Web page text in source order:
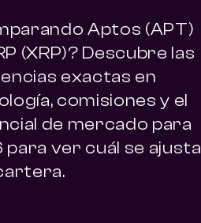
Aptos (APT)
(XRP)? Descubre las
exactas en
comisiones y el
de mercado para
para ver cuál se ajusta